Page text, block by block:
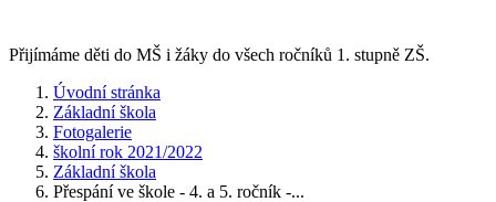
Přijímáme děti do MŠ i žáky do všech ročníků 1. stupně ZŠ.
Úvodní stránka
Základní škola
Fotogalerie
školní rok 2021/2022
Základní škola
Přespání ve škole - 4. a 5. ročník -...